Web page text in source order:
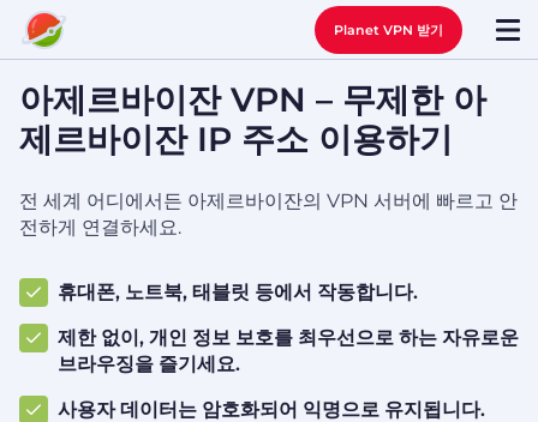
Planet VPN 받기
아제르바이잔 VPN – 무제한 아
제르바이잔 IP 주소 이용하기
전 세계 어디에서든 아제르바이잔의 VPN 서버에 빠르고 안
전하게 연결하세요.
휴대폰, 노트북, 태블릿 등에서 작동합니다.
제한 없이, 개인 정보 보호를 최우선으로 하는 자유로운
브라우징을 즐기세요.
사용자 데이터는 암호화되어 익명으로 유지됩니다.